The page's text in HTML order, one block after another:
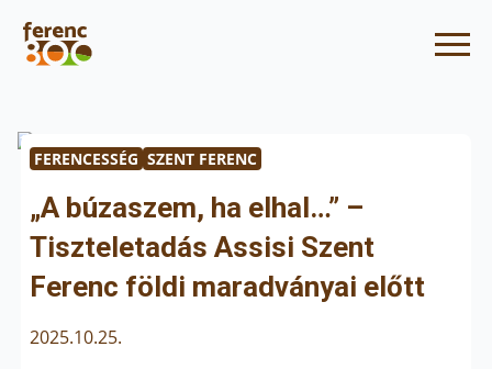
FERENCESSÉG SZENT FERENC
„A búzaszem, ha elhal…” –
Tiszteletadás Assisi Szent
Ferenc földi maradványai előtt
2025.10.25.